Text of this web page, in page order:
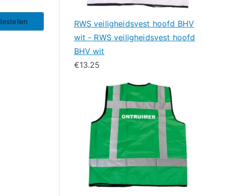
RWS veiligheidsvest hoofd BHV
wit - RWS veiligheidsvest hoofd
BHV wit
€13.25